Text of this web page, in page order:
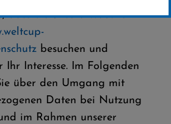
dass Sie unsere Website
besuchen und
Ihr Interesse. Im Folgenden
über den Umgang mit
Daten bei Nutzung
im Rahmen unserer